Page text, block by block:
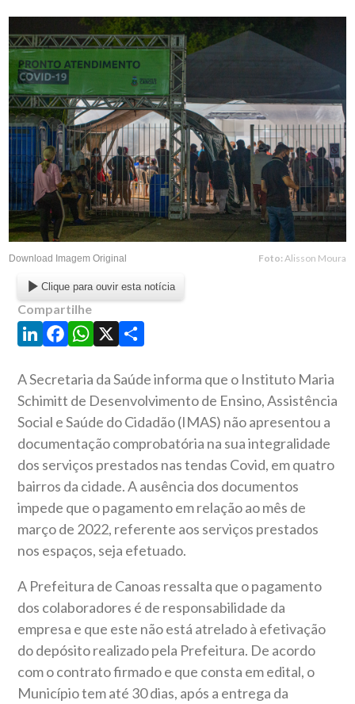
Download Imagem Original Foto: Alisson Moura
Clique para ouvir esta notícia
Compartilhe
LinkedIn
Facebook
WhatsApp
X Share
A Secretaria da Saúde informa que o Instituto Maria
Schimitt de Desenvolvimento de Ensino, Assistência
Social e Saúde do Cidadão (IMAS) não apresentou a
documentação comprobatória na sua integralidade
dos serviços prestados nas tendas Covid, em quatro
bairros da cidade. A ausência dos documentos
impede que o pagamento em relação ao mês de
março de 2022, referente aos serviços prestados
nos espaços, seja efetuado.
A Prefeitura de Canoas ressalta que o pagamento
dos colaboradores é de responsabilidade da
empresa e que este não está atrelado à efetivação
do depósito realizado pela Prefeitura. De acordo
com o contrato firmado e que consta em edital, o
Município tem até 30 dias, após a entrega da